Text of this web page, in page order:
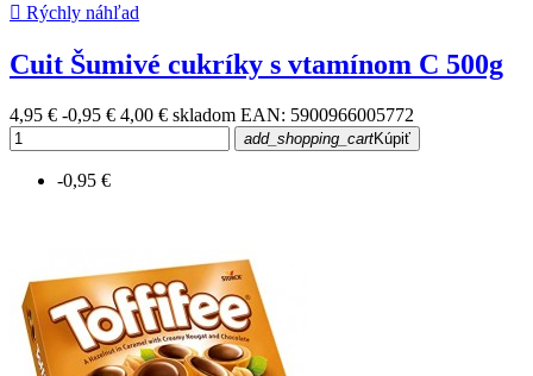
 Rýchly náhľad
Cuit Šumivé cukríky s vtamínom C 500g
4,95 € -0,95 € 4,00 € skladom EAN: 5900966005772
add_shopping_cartKúpiť
-0,95 €